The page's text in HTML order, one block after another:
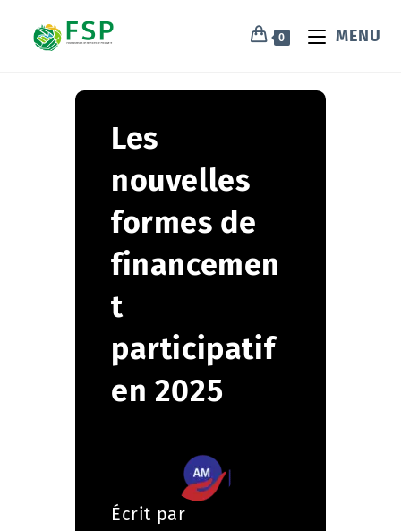
0 MENU
Les
nouvelles
formes de
financemen
t
participatif
en 2025
Écrit par